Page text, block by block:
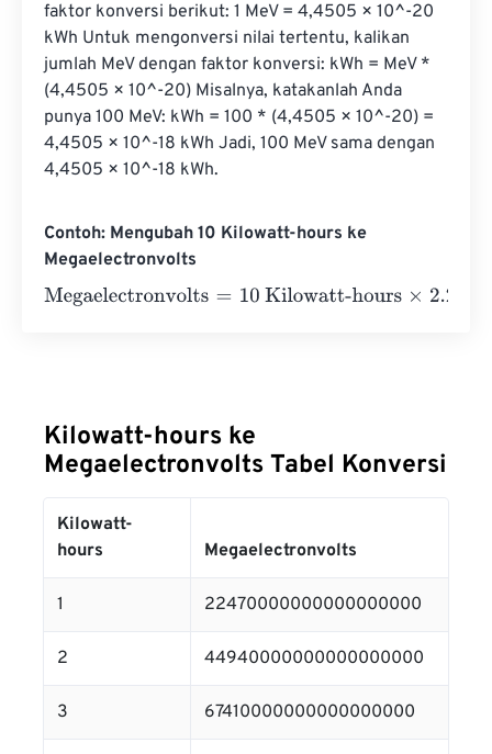
faktor konversi berikut: 1 MeV = 4,4505 × 10^-20
kWh Untuk mengonversi nilai tertentu, kalikan
jumlah MeV dengan faktor konversi: kWh = MeV *
(4,4505 × 10^-20) Misalnya, katakanlah Anda
punya 100 MeV: kWh = 100 * (4,4505 × 10^-20) =
4,4505 × 10^-18 kWh Jadi, 100 MeV sama dengan
4,4505 × 10^-18 kWh.
Contoh: Mengubah 10 Kilowatt-hours ke
Megaelectronvolts
Megaelectronvolts=10 Kilowatt-hours×2.247e 19 =
Kilowatt-hours ke
Megaelectronvolts Tabel Konversi
Kilowatt-
hours
Megaelectronvolts
1 22470000000000000000
2 44940000000000000000
3 67410000000000000000